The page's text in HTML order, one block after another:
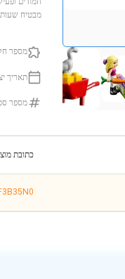
מבטיח
מספר
תאריך
מספר
כתובת